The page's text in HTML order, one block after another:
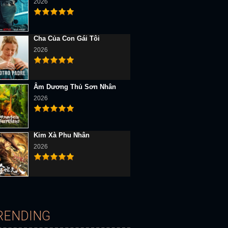
Vietsub
Hoang Nước Mỹ
2026
Cha Của Con Gái Tôi
2026
Âm Dương Thủ Sơn Nhân
2026
Kim Xà Phu Nhân
2026